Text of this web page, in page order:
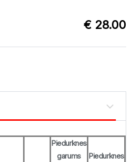
€ 28.00
Piedurknes
garums
Piedurknes